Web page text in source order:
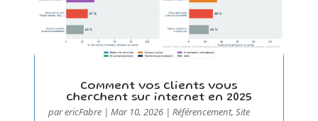
Comment vos clients vous
cherchent sur internet en 2025
parericFabre| Mar 10, 2026| Référencement, Site